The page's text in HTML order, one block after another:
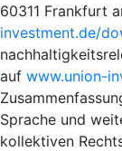
60311 Frankfurt
investment.de/
auf www.union-
Sprache und
kollektiven